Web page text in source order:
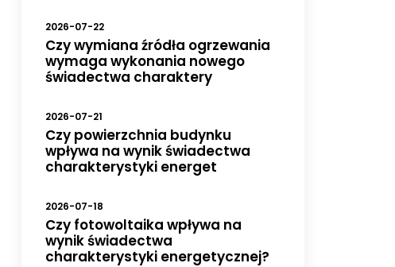
2026-07-22
Czy wymiana źródła ogrzewania
wymaga wykonania nowego
świadectwa charaktery
2026-07-21
Czy powierzchnia budynku
wpływa na wynik świadectwa
charakterystyki energet
2026-07-18
Czy fotowoltaika wpływa na
wynik świadectwa
charakterystyki energetycznej?